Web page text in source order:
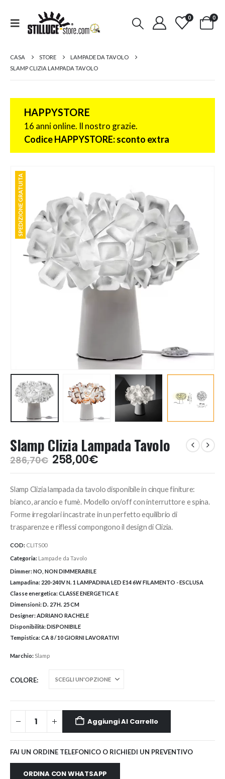
0 0
CASA STORE
LAMPADE DA TAVOLO
SLAMP CLIZIA LAMPADA TAVOLO
HAPPYSTORE
16 anni online. Il nostro grazie.
Codice HAPPYSTORE: sconto extra
SPEDIZIONE GRATUITA
SPEDIZIONE GRATUITA
Slamp Clizia Lampada Tavolo
286,70€ Il
prezzo
era:
286,70€.
258,00€Il
prezzo
è:
258,00€.
Slamp Clizia lampada da tavolo disponibile in cinque finiture:
bianco, arancio e fumè. Modello on/off con interruttore e spina.
Forme irregolari incastrate in un perfetto equilibrio di
trasparenze e riflessi compongono il design di Clizia.
COD: CLITS00
Categoria: Lampade da Tavolo
Dimmer:NO, NON DIMMERABILE
Lampadina: 220-240V N. 1 LAMPADINA LED E14 6W FILAMENTO - ESCLUSA
Classe energetica:CLASSE ENERGETICA E
Dimensioni:D. 27 H. 25 CM
Designer: ADRIANO RACHELE
Disponibilità:DISPONIBILE
Tempistica:CA 8 / 10 GIORNI LAVORATIVI
Marchio: Slamp
COLORE
Aggiungi Al Carrello
FAI UN ORDINE TELEFONICO O RICHIEDI UN PREVENTIVO
ORDINA CON WHATSAPP